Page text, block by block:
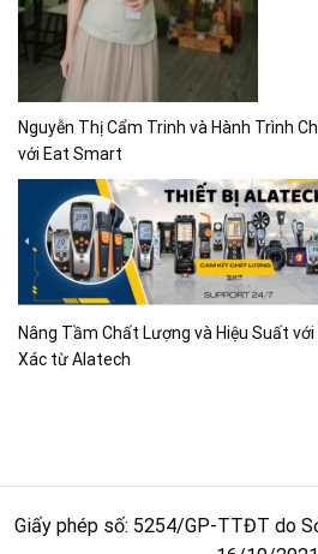
Nguyễn Thị Cẩm Trinh và Hành Trình
với Eat Smart
Nâng Tầm Chất Lượng và Hiệu Suất
Xác từ Alatech
Giấy phép số: 5254/GP-TTĐT do